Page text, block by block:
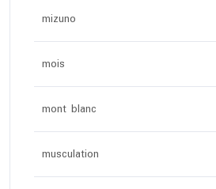
mizuno
mois
mont blanc
musculation